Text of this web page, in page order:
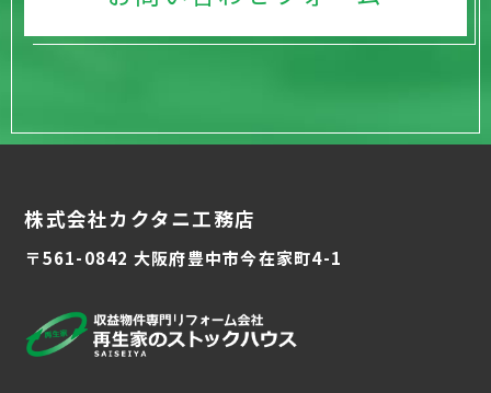
株式会社カクタニ工務店
〒561-0842 大阪府豊中市今在家町4-1